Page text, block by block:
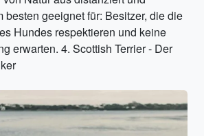
besten geeignet für: Besitzer, die die
Hundes respektieren und keine
erwarten. 4. Scottish Terrier - Der